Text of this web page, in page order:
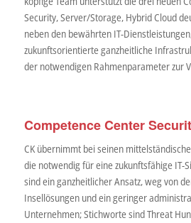
Security, Server/Storage, Hybrid Cloud
neben den bewährten IT-
zukunftsorientierte ganzheitliche
der notwendigen Rahmenparameter zur
Competence Center
CK übernimmt bei seinen
die notwendig für eine zukunftsfähige IT-
sind ein ganzheitlicher Ansatz, weg von
Insellösungen und ein geringer
Unternehmen; Stichworte sind Threat